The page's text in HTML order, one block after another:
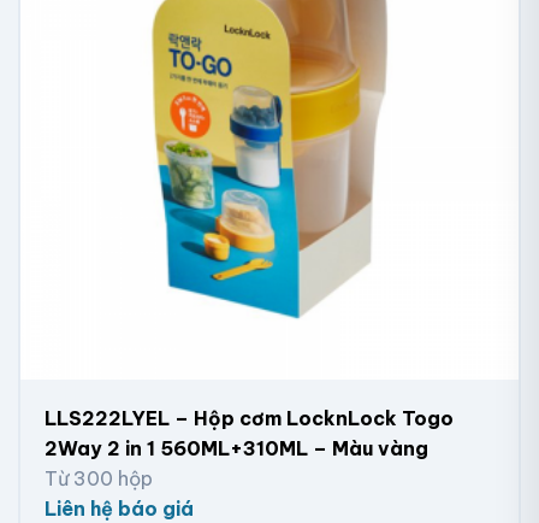
LLS222LYEL – Hộp cơm LocknLock Togo
2Way 2 in 1 560ML+310ML – Màu vàng
Từ 300 hộp
Liên hệ báo giá